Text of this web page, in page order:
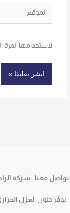
لاستخدامها المرة
تواصل معنا | شركة
نوفّر حلول العزل